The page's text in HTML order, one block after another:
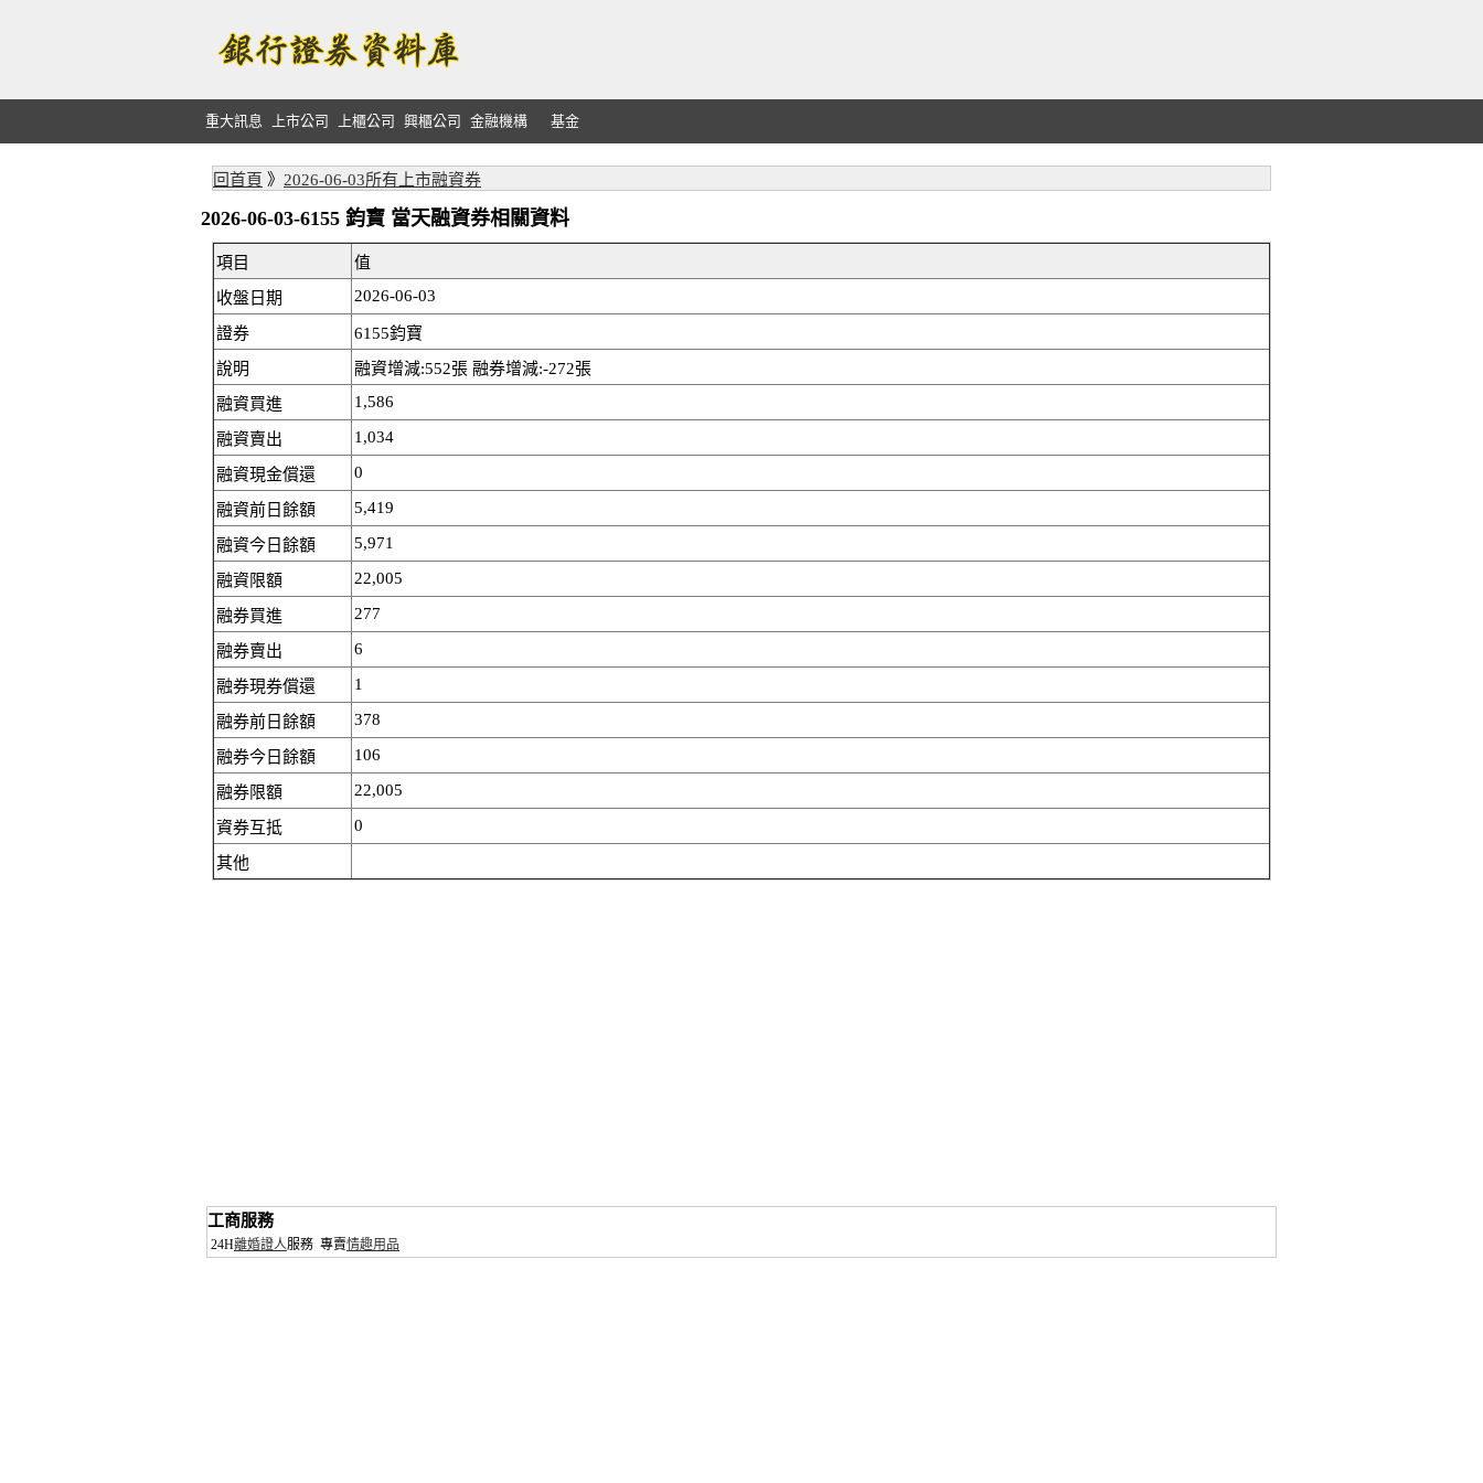
重大訊息 上市公司 上櫃公司 興櫃公司 金融機構 基金
回首頁 》 2026-06-03所有上市融資券
2026-06-03-6155 鈞寶 當天融資券相關資料
項目
值
收盤日期
2026-06-03
證券
6155鈞寶
說明
融資增減:552張 融券增減:-272張
融資買進
1,586
融資賣出 1,034
融資現金償還 0
融資前日餘額 5,419
融資今日餘額 5,971
融資限額 22,005
融券買進 277
融券賣出 6
融券現券償還 1
融券前日餘額 378
融券今日餘額 106
融券限額 22,005
資券互抵 0
其他
工商服務
24H離婚證人服務 專賣情趣用品